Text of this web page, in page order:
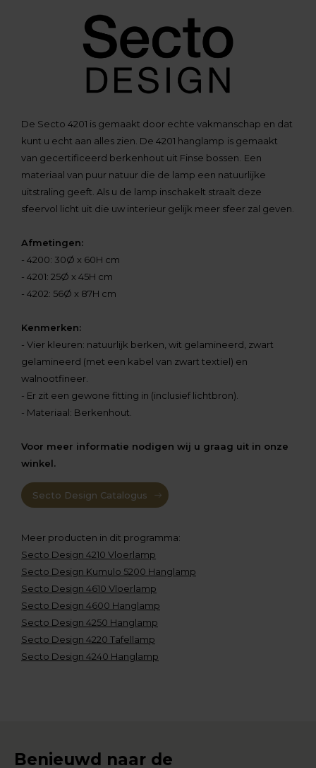
De Secto 4201 is gemaakt door echte vakmanschap en dat
kunt u echt aan alles zien. De 4201 hanglamp is gemaakt
van gecertificeerd berkenhout uit Finse bossen. Een
materiaal van puur natuur die de lamp een natuurlijke
uitstraling geeft. Als u de lamp inschakelt straalt deze
sfeervol licht uit die uw interieur gelijk meer sfeer zal geven.
Afmetingen:
- 4200: 30Ø x 60H cm
- 4201: 25Ø x 45H cm
- 4202: 56Ø x 87H cm
Kenmerken:
- Vier kleuren: natuurlijk berken, wit gelamineerd, zwart
gelamineerd (met een kabel van zwart textiel) en
walnootfineer.
- Er zit een gewone fitting in (inclusief lichtbron).
- Materiaal: Berkenhout.
Voor meer informatie nodigen wij u graag uit in onze
winkel.
Secto Design Catalogus
Meer producten in dit programma:
Secto Design 4210 Vloerlamp
Secto Design Kumulo 5200 Hanglamp
Secto Design 4610 Vloerlamp
Secto Design 4600 Hanglamp
Secto Design 4250 Hanglamp
Secto Design 4220 Tafellamp
Secto Design 4240 Hanglamp
Benieuwd naar de